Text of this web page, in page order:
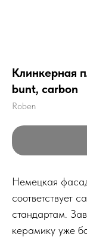
Клинкерная
bunt, carbon
Roben
Немецкая
соответствует
стандартам.
керамику уже